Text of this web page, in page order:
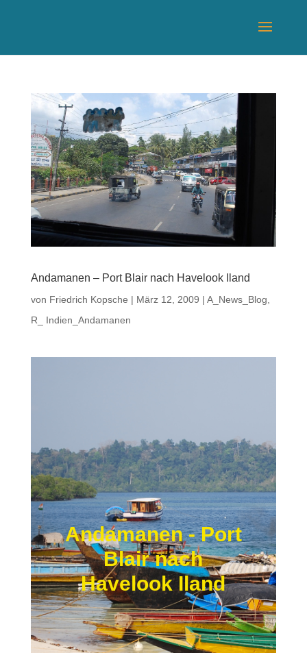
Andamanen – Port Blair nach Havelook Iland
von Friedrich Kopsche | März 12, 2009 | A_News_Blog
R_ Indien_Andamanen
Andamanen - Port
Blair nach
Havelook Iland